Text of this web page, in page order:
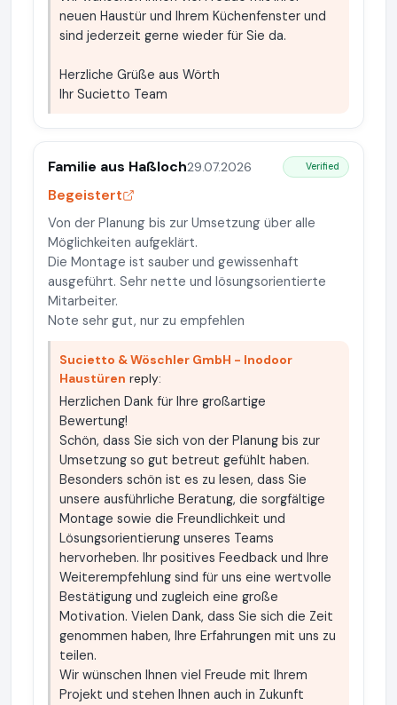
neuen Haustür und Ihrem Küchenfenster und
sind jederzeit gerne wieder für Sie da.
Herzliche Grüße aus Wörth
Ihr Sucietto Team
Familie aus Haßloch29.07.2026 Verified
Begeistert
Von der Planung bis zur Umsetzung über alle
Möglichkeiten aufgeklärt.
Die Montage ist sauber und gewissenhaft
ausgeführt. Sehr nette und lösungsorientierte
Mitarbeiter.
Note sehr gut, nur zu empfehlen
Sucietto & Wöschler GmbH - Inodoor
Haustüren reply:
Herzlichen Dank für Ihre großartige
Bewertung!
Schön, dass Sie sich von der Planung bis zur
Umsetzung so gut betreut gefühlt haben.
Besonders schön ist es zu lesen, dass Sie
unsere ausführliche Beratung, die sorgfältige
Montage sowie die Freundlichkeit und
Lösungsorientierung unseres Teams
hervorheben. Ihr positives Feedback und Ihre
Weiterempfehlung sind für uns eine wertvolle
Bestätigung und zugleich eine große
Motivation. Vielen Dank, dass Sie sich die Zeit
genommen haben, Ihre Erfahrungen mit uns zu
teilen.
Wir wünschen Ihnen viel Freude mit Ihrem
Projekt und stehen Ihnen auch in Zukunft